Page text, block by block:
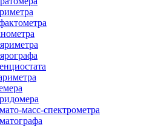
масс-спектрометра